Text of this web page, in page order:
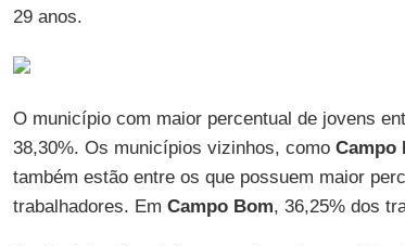
29 anos.
O município com maior percentual de jovens
38,30%. Os municípios vizinhos, como Campo
também estão entre os que possuem maior
trabalhadores. Em Campo Bom, 36,25% dos